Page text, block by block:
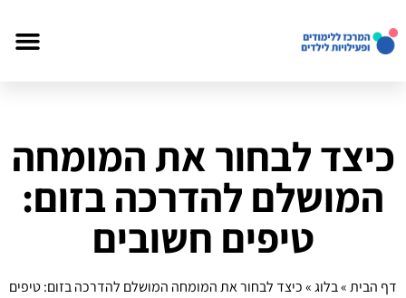
כיצד לבחור את המומחה
המושלם להדרכה בזום:
טיפים חשובים
דף הבית»בלוג»כיצד לבחור את המומחה המושלם להדרכה בזום: טיפים